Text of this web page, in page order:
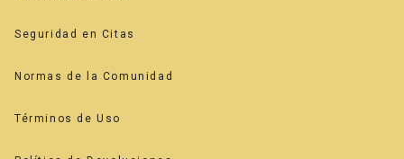
Seguridad en Citas
Normas de la Comunidad
Términos de Uso